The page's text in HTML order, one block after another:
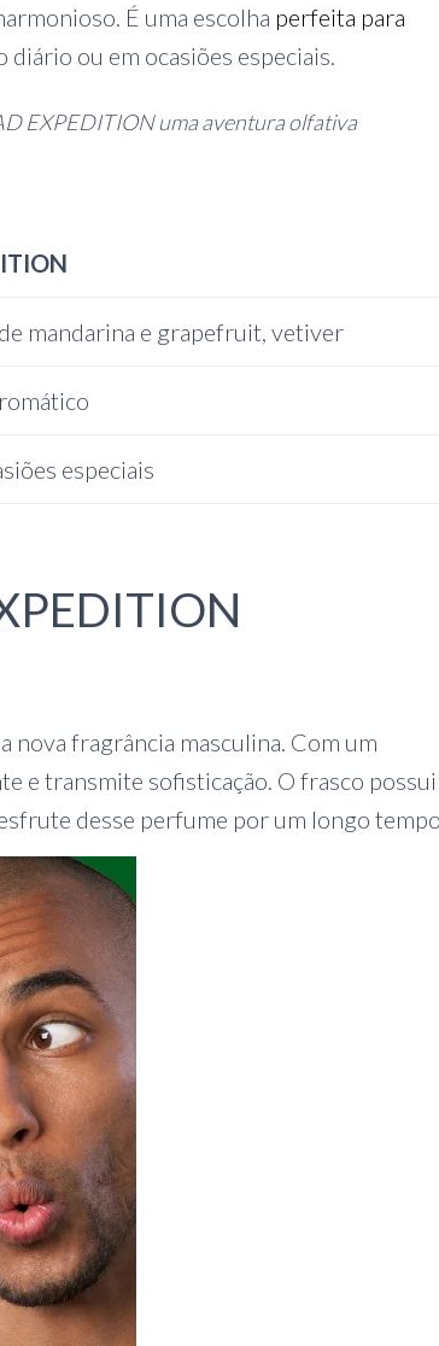
É uma escolha perfeita para
diário ou em ocasiões especiais.
EXPEDITION uma aventura olfativa
mandarina e grapefruit, vetiver
especiais
nova fragrância masculina. Com um
e transmite sofisticação. O frasco
desse perfume por um longo